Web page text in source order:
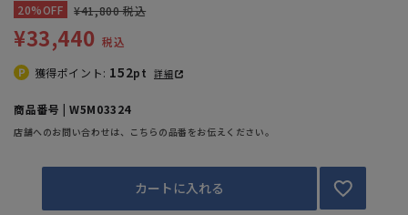
20%OFF ¥41,800 税込
¥33,440 税込
獲得ポイント: 152pt 詳細
商品番号 | W5M03324
店舗へのお問い合わせは、こちらの品番をお伝えください。
カートに入れる